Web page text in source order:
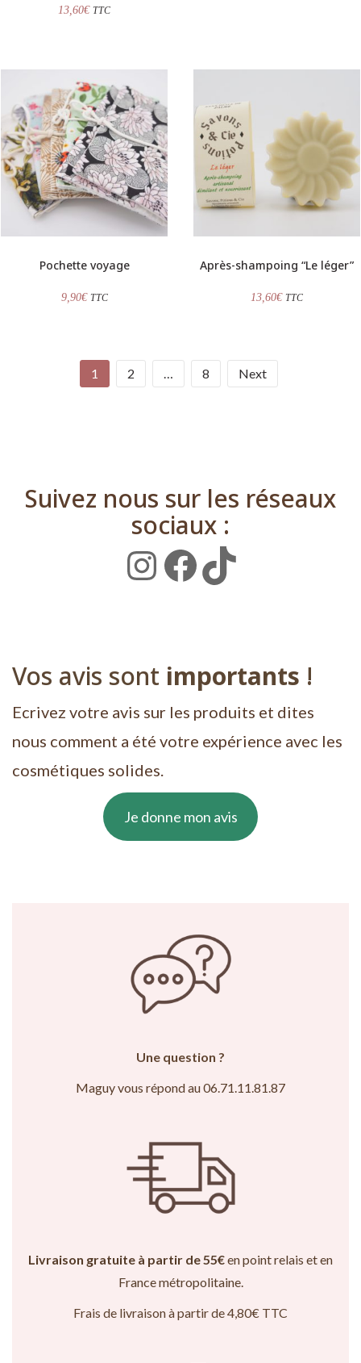
13,60€ TTC
Pochette voyage
9,90€ TTC
Après-shampoing “Le léger”
13,60€ TTC
1 2 … 8 Next
Suivez nous sur les réseaux
sociaux :
Instagram
Facebook
TikTok
Vos avis sont importants !
Ecrivez votre avis sur les produits et dites
nous comment a été votre expérience avec les
cosmétiques solides.
Je donne mon avis
Une question ?
Maguy vous répond au 06.71.11.81.87
Livraison gratuite à partir de 55€en point relais et en
France métropolitaine.
Frais de livraison à partir de 4,80€ TTC